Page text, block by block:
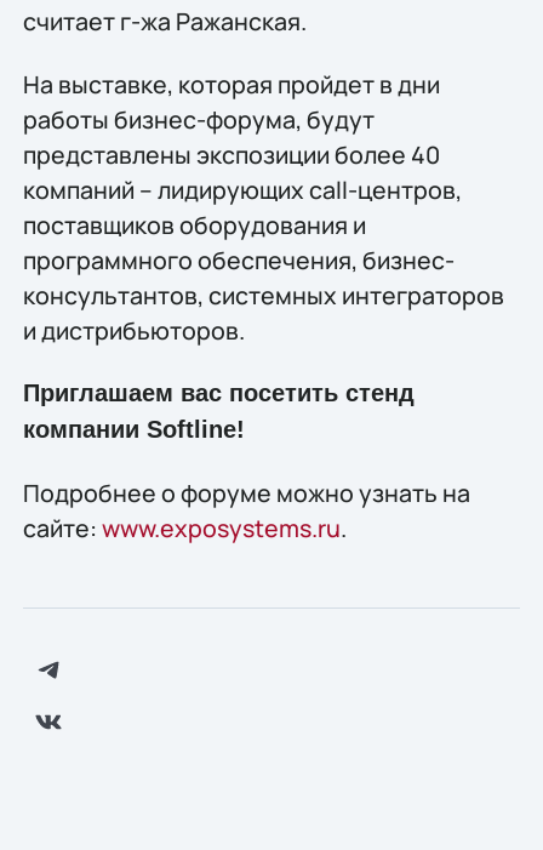
считает г-жа Ражанская.
На выставке, которая пройдет в дни
работы бизнес-форума, будут
представлены экспозиции более 40
компаний – лидирующих call-центров,
поставщиков оборудования и
программного обеспечения, бизнес-
консультантов, системных интеграторов
и дистрибьюторов.
Приглашаем вас посетить стенд
компании Softline!
Подробнее о форуме можно узнать на
сайте: www.exposystems.ru.